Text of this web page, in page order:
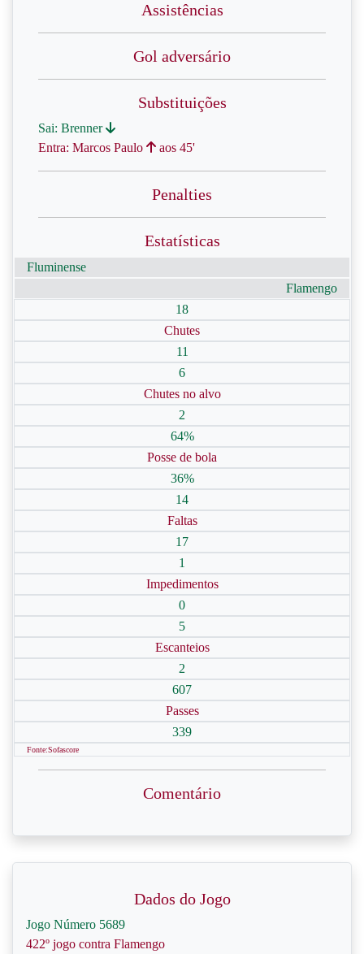
Assistências
Gol adversário
Substituições
Sai: Brenner
Entra: Marcos Paulo
aos 45'
Penalties
Estatísticas
Fluminense
Flamengo
18
Chutes
11
6
Chutes no alvo
2
64%
Posse de bola
36%
14
Faltas
17
1
Impedimentos
0
5
Escanteios
2
607
Passes
339
Fonte:Sofascore
Comentário
Dados do Jogo
Jogo Número 5689
422º jogo contra Flamengo